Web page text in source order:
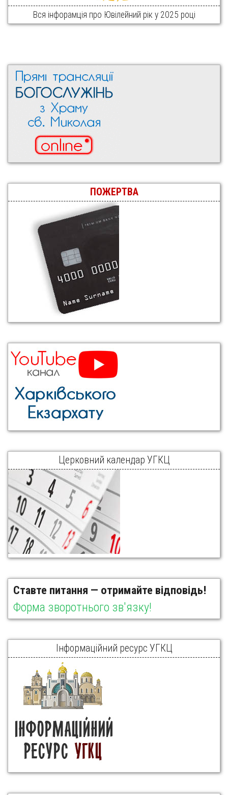
Вся інфорамція про Ювілейний рік у 2025 році
ПОЖЕРТВА
Церковний календар УГКЦ
Ставте питання — отримайте відповідь!
Форма зворотнього зв'язку!
Інформаційний ресурс УГКЦ